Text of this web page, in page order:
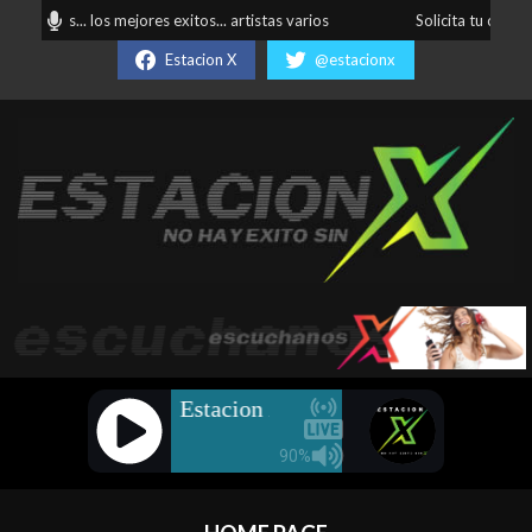
todos... los mejores exitos... artistas varios Solicita tu
Estacion X @estacionx